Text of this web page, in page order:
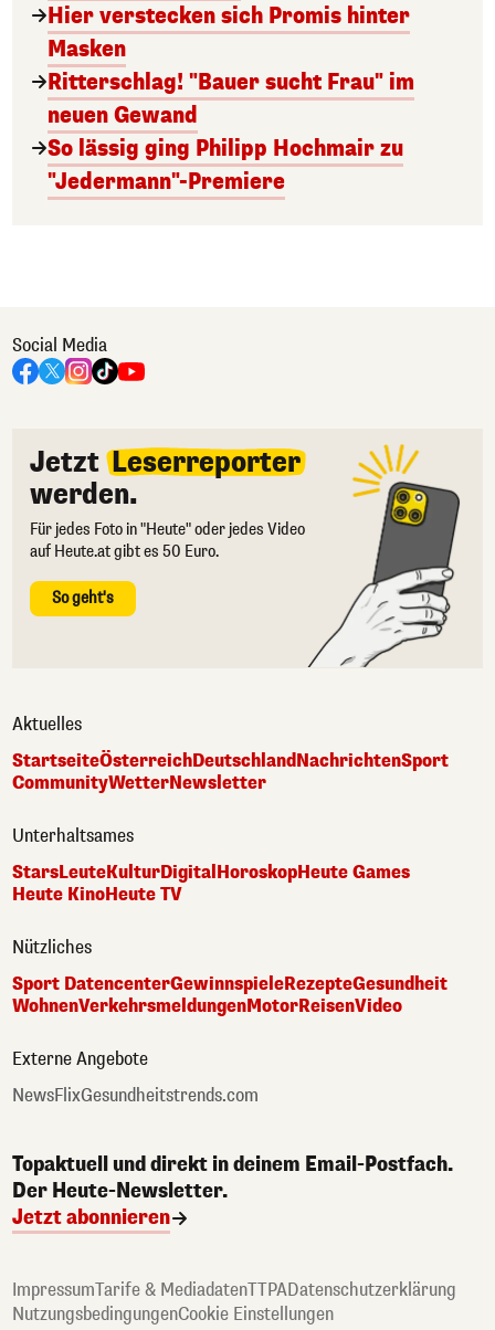
Hier verstecken sich Promis hinter
Masken
Ritterschlag! "Bauer sucht Frau" im
neuen Gewand
So lässig ging Philipp Hochmair zu
"Jedermann"-Premiere
Social Media
Jetzt Leserreporter
werden.
Für jedes Foto in "Heute" oder jedes Video
auf Heute.at gibt es 50 Euro.
So geht's
Aktuelles
StartseiteÖsterreichDeutschlandNachrichtenSport
CommunityWetterNewsletter
Unterhaltsames
StarsLeuteKulturDigital HoroskopHeute Games
Heute KinoHeute TV
Nützliches
Sport DatencenterGewinnspieleRezepteGesundheit
WohnenVerkehrsmeldungenMotorReisenVideo
Externe Angebote
NewsFlixGesundheitstrends.com
Topaktuell und direkt in deinem Email-Postfach.
Der Heute-Newsletter.
Jetzt abonnieren
ImpressumTarife & MediadatenTTPADatenschutzerklärung
NutzungsbedingungenCookie Einstellungen